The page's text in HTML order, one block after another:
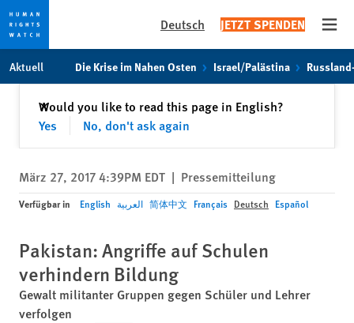
Skip
to
Skip
to
content
Deutsch JETZT SPENDEN
Aktuell Die Krise im Nahen Osten Israel/Palästina
Would you like to read this page in English?
Yes
No, don't ask again
✕Schließen
März 27, 2017 4:39PM EDT | Pressemitteilung
Verfügbar in English العربية 简体中文 Français Deutsch Español
Pakistan: Angriffe auf Schulen
verhindern Bildung
Gewalt militanter Gruppen gegen Schüler und Lehrer
verfolgen